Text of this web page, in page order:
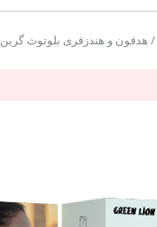
/ هدفون و هندزفری بلوتوث گرین